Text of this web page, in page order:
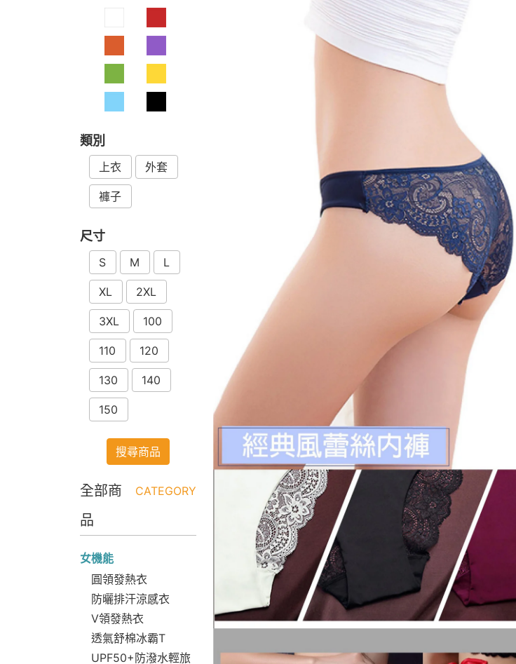
類別
上衣 外套
褲子
尺寸
S M L
XL 2XL
3XL 100
110 120
130 140
150
搜尋商品
全部商
品
CATEGORY
女機能
圓領發熱衣
防曬排汗涼感衣
V領發熱衣
透氣舒棉冰霸T
UPF50+防潑水輕旅